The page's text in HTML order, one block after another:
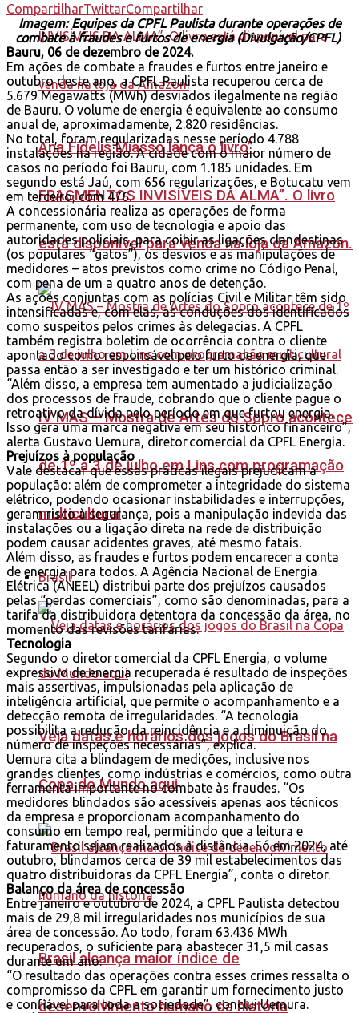
Ana Fidelis Miasso lança o livro”
FRAGMENTOS INVISÍVEIS DA ALMA”. O livro
está disponível para venda na loja da Amazon.
IV MAS – Mostra de Artes do Sopro acontece
de 1º a 3 de julho em Lins com programação
multicultural
Brasil
Veja datas e horários dos jogos do Brasil na
Copa do Mundo aqui
Brasil alcança maior índice de
desenvolvimento humano da história
CompartilharTwittarCompartilhar
Imagem: Equipes da CPFL Paulista durante operações de
combate à fraudes e furtos de energia (Divulgação/CPFL)
Bauru, 06 de dezembro de 2024.
Em ações de combate a fraudes e furtos entre janeiro e
outubro deste ano, a CPFL Paulista recuperou cerca de
5.679 Megawatts (MWh) desviados ilegalmente na região
de Bauru. O volume de energia é equivalente ao consumo
anual de, aproximadamente, 2.820 residências.
No total, foram regularizadas nesse período 4.788
instalações na região. A cidade com o maior número de
casos no período foi Bauru, com 1.185 unidades. Em
segundo está Jaú, com 656 regularizações, e Botucatu vem
em terceiro, com 476.
A concessionária realiza as operações de forma
permanente, com uso de tecnologia e apoio das
autoridades policiais, para coibir as ligações clandestinas
(os populares “gatos”), os desvios e as manipulações de
medidores – atos previstos como crime no Código Penal,
com pena de um a quatro anos de detenção.
As ações conjuntas com as polícias Civil e Militar têm sido
intensificadas e, com elas, as conduções dos identificados
como suspeitos pelos crimes às delegacias. A CPFL
também registra boletim de ocorrência contra o cliente
apontado como responsável pelo furto de energia, que
passa então a ser investigado e ter um histórico criminal.
“Além disso, a empresa tem aumentado a judicialização
dos processos de fraude, cobrando que o cliente pague o
retroativo da dívida pelo período em que furtou energia.
Isso gera uma marca negativa em seu histórico financeiro”,
alerta Gustavo Uemura, diretor comercial da CPFL Energia.
Prejuízos à população
Vale destacar que essas práticas ilegais prejudicam a
população: além de comprometer a integridade do sistema
elétrico, podendo ocasionar instabilidades e interrupções,
geram risco à segurança, pois a manipulação indevida das
instalações ou a ligação direta na rede de distribuição
podem causar acidentes graves, até mesmo fatais.
Além disso, as fraudes e furtos podem encarecer a conta
de energia para todos. A Agência Nacional de Energia
Elétrica (ANEEL) distribui parte dos prejuízos causados
pelas “perdas comerciais”, como são denominadas, para a
tarifa da distribuidora detentora da concessão da área, no
momento das revisões tarifárias.
Tecnologia
Segundo o diretor comercial da CPFL Energia, o volume
expressivo de energia recuperada é resultado de inspeções
mais assertivas, impulsionadas pela aplicação de
inteligência artificial, que permite o acompanhamento e a
detecção remota de irregularidades. “A tecnologia
possibilita a redução da reincidência e a diminuição do
número de inspeções necessárias”, explica.
Uemura cita a blindagem de medições, inclusive nos
grandes clientes, como indústrias e comércios, como outra
ferramenta importante no combate às fraudes. “Os
medidores blindados são acessíveis apenas aos técnicos
da empresa e proporcionam acompanhamento do
consumo em tempo real, permitindo que a leitura e
faturamento sejam realizados à distância. Só em 2024, até
outubro, blindamos cerca de 39 mil estabelecimentos das
quatro distribuidoras da CPFL Energia”, conta o diretor.
Balanço da área de concessão
Entre janeiro e outubro de 2024, a CPFL Paulista detectou
mais de 29,8 mil irregularidades nos municípios de sua
área de concessão. Ao todo, foram 63.436 MWh
recuperados, o suficiente para abastecer 31,5 mil casas
durante um ano.
“O resultado das operações contra esses crimes ressalta o
compromisso da CPFL em garantir um fornecimento justo
e confiável para toda a sociedade”, conclui Uemura.